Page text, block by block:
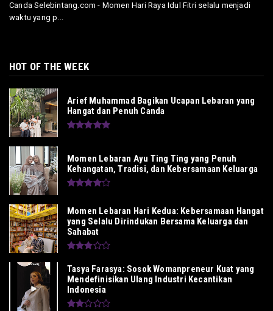
Canda Selebintang.com - Momen Hari Raya Idul Fitri selalu menjadi
waktu yang p...
HOT OF THE WEEK
Arief Muhammad Bagikan Ucapan Lebaran yang
Hangat dan Penuh Canda
Momen Lebaran Ayu Ting Ting yang Penuh
Kehangatan, Tradisi, dan Kebersamaan Keluarga
Momen Lebaran Hari Kedua: Kebersamaan Hangat
yang Selalu Dirindukan Bersama Keluarga dan
Sahabat
Tasya Farasya: Sosok Womanpreneur Kuat yang
Mendefinisikan Ulang Industri Kecantikan
Indonesia